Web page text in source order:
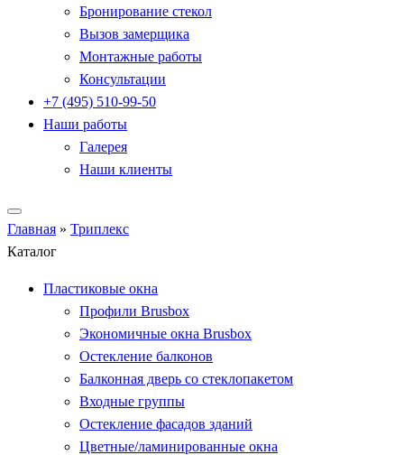
Бронирование стекол
Вызов замерщика
Монтажные работы
Консультации
+7 (495) 510-99-50
Наши работы
Галерея
Наши клиенты
Главная » Триплекс
Каталог
Пластиковые окна
Профили Brusbox
Экономичные окна Brusbox
Остекление балконов
Балконная дверь со стеклопакетом
Входные группы
Остекление фасадов зданий
Цветные/ламинированные окна